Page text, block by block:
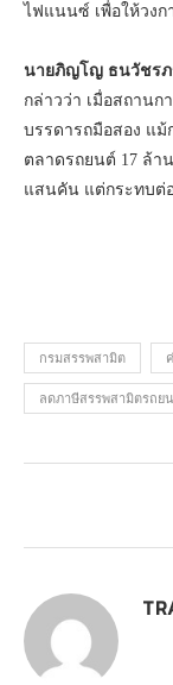
ไฟแนนซ์ เพื่อให้วงก
นายภิญโญ ธนวัชร
กล่าวว่า เมื่อสถาน
บรรดารถมือสอง แ
ตลาดรถยนต์ 17 ล้า
แสนคัน แต่กระทบต่
กรมสรรพสามิต
ลดภาษีสรรพสามิตรถย